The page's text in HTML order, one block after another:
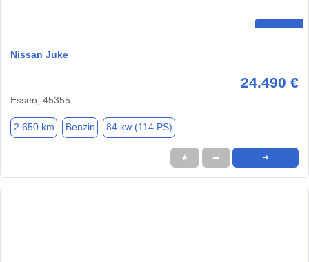
Nissan Juke
24.490 €
Essen, 45355
2.650 km Benzin 84 kw (114 PS)
★ ➦ ➜